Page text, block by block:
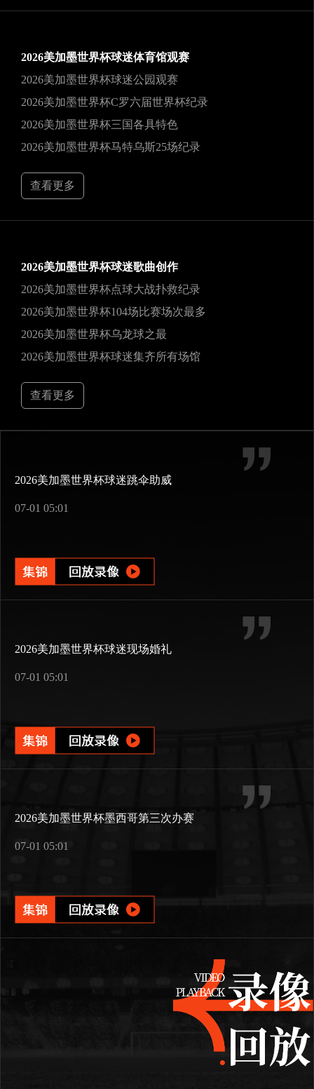
2026美加墨世界杯球迷体育馆观赛
2026美加墨世界杯球迷公园观赛
2026美加墨世界杯C罗六届世界杯纪录
2026美加墨世界杯三国各具特色
2026美加墨世界杯马特乌斯25场纪录
查看更多
2026美加墨世界杯球迷歌曲创作
2026美加墨世界杯点球大战扑救纪录
2026美加墨世界杯104场比赛场次最多
2026美加墨世界杯乌龙球之最
2026美加墨世界杯球迷集齐所有场馆
查看更多
2026美加墨世界杯球迷跳伞助威
07-01 05:01
2026美加墨世界杯球迷现场婚礼
07-01 05:01
2026美加墨世界杯墨西哥第三次办赛
07-01 05:01